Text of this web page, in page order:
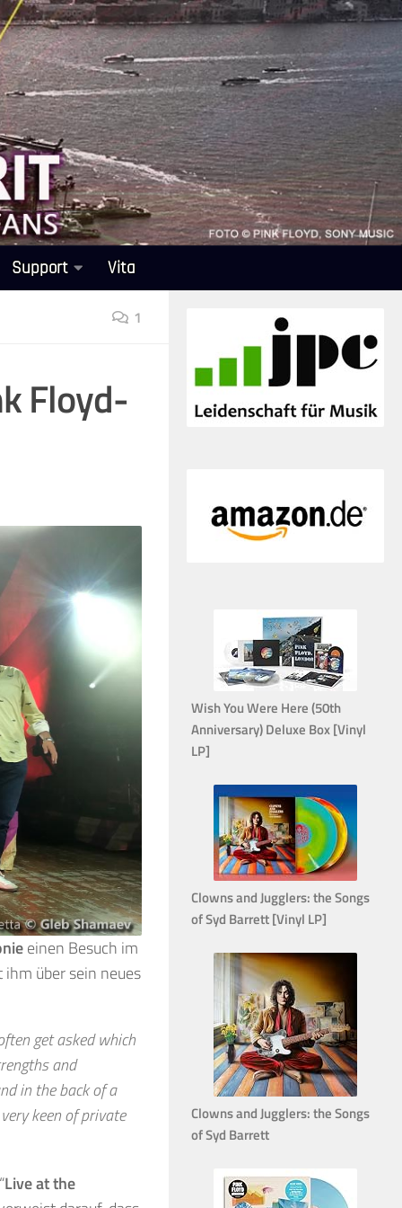
Support Vita
1
Floyd-
einen Besuch im
über sein neues
get asked which
and
in the back of a
keen of private
Live at the
Wish You Were Here (50th
Anniversary) Deluxe Box [Vinyl
LP]
Clowns and Jugglers: the Songs
of Syd Barrett [Vinyl LP]
Clowns and Jugglers: the Songs
of Syd Barrett